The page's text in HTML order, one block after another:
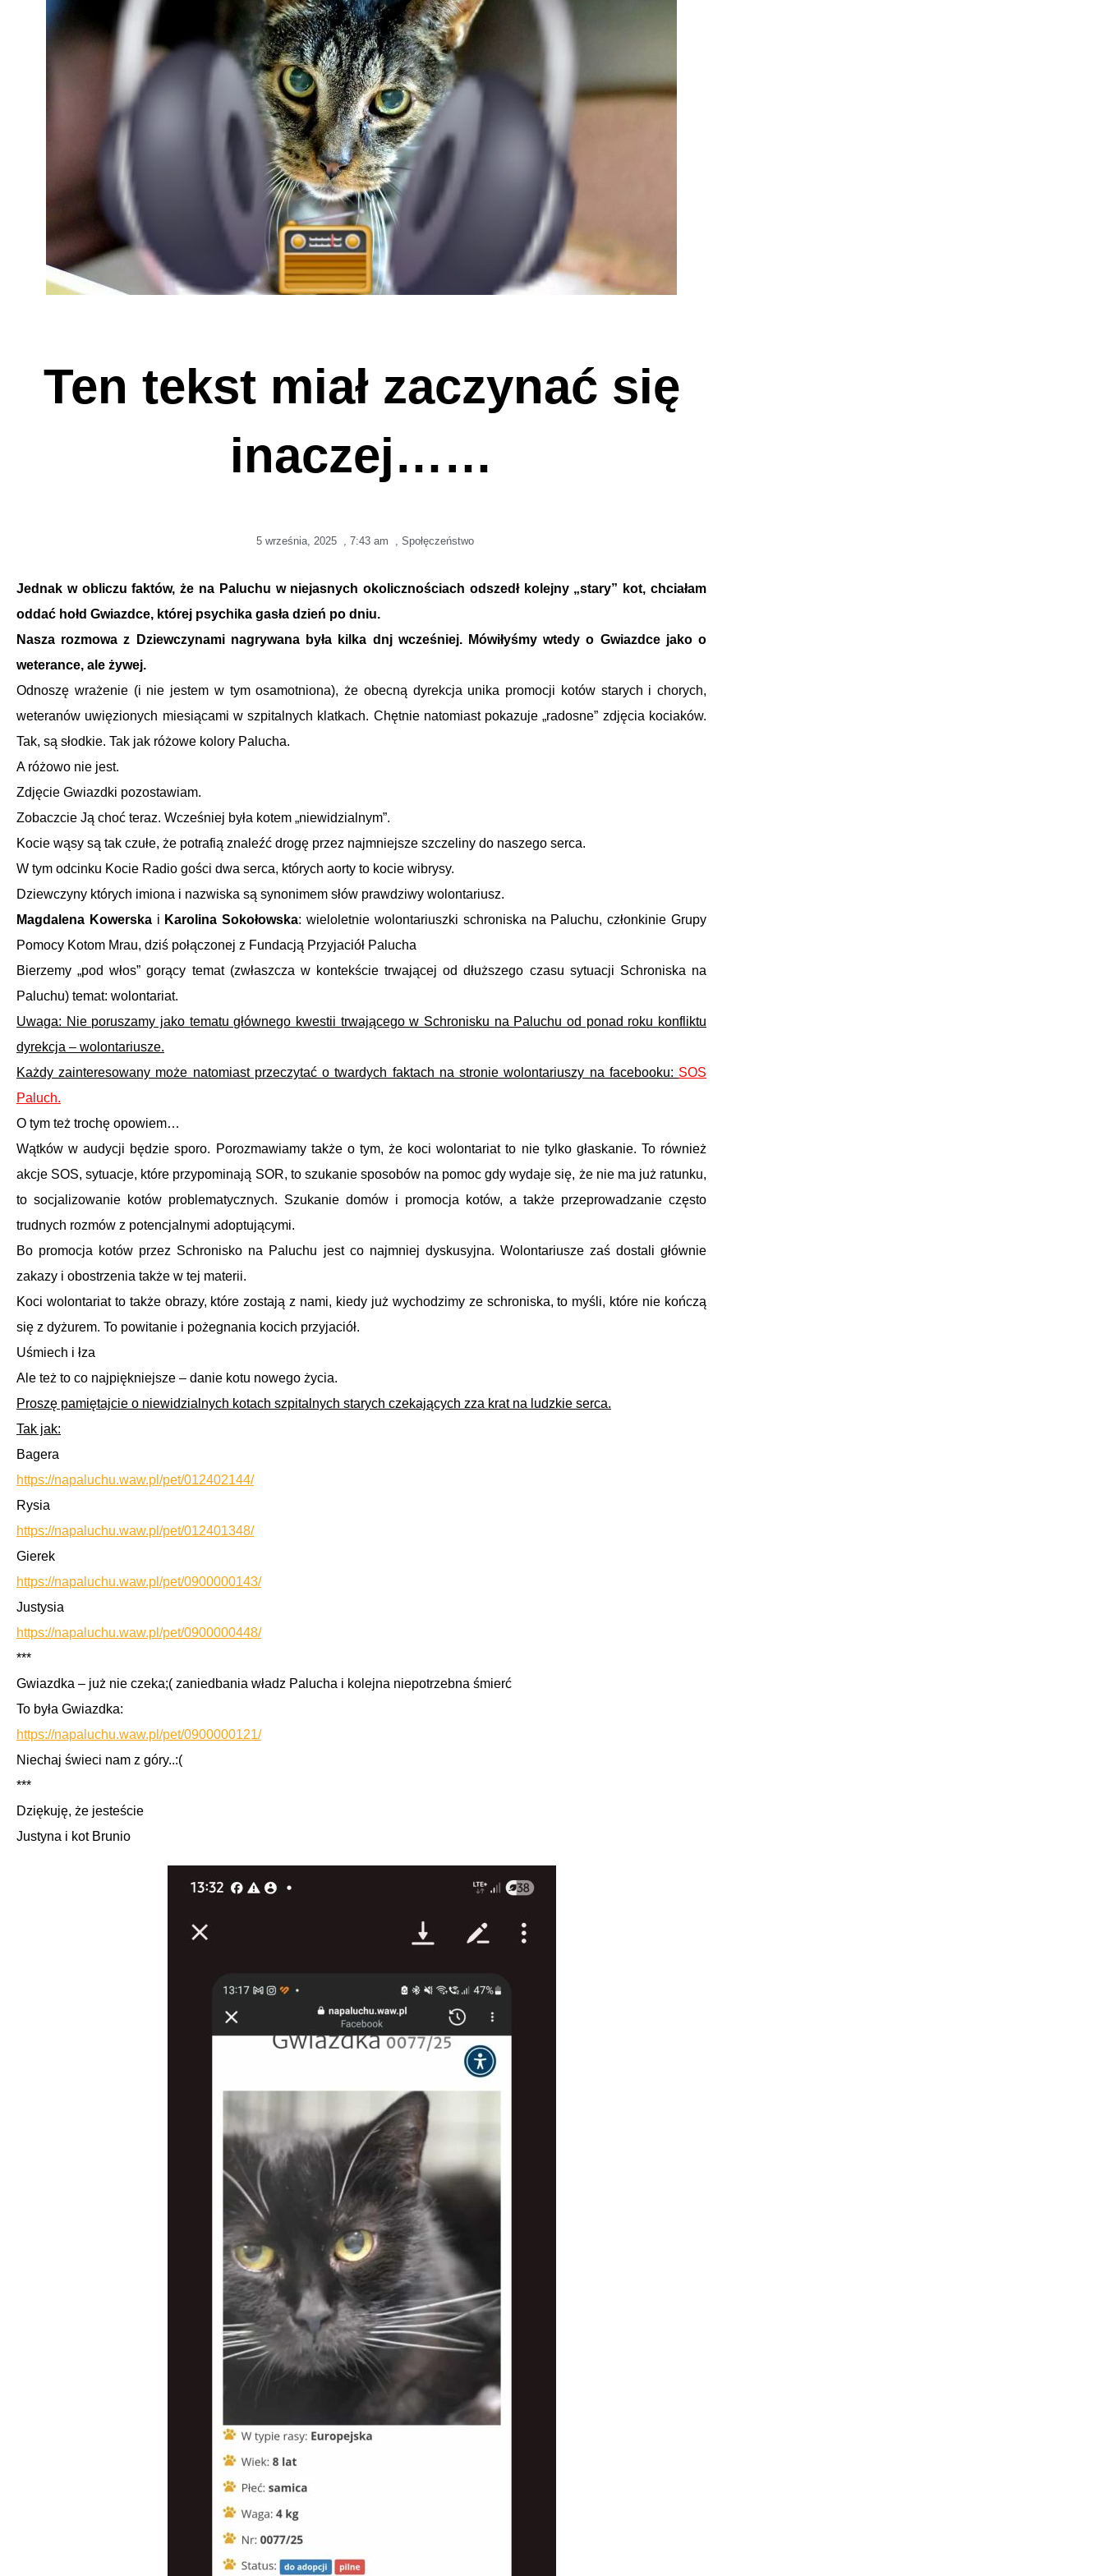
Ten tekst miał zaczynać się
inaczej……
5 września, 2025 , 7:43 am , Społęczeństwo
Jednak w obliczu faktów, że na Paluchu w niejasnych okolicznościach odszedł kolejny „stary” kot, chciałam
oddać hołd Gwiazdce, której psychika gasła dzień po dniu.
Nasza rozmowa z Dziewczynami nagrywana była kilka dnj wcześniej. Mówiłyśmy wtedy o Gwiazdce jako o
weterance, ale żywej.
Odnoszę wrażenie (i nie jestem w tym osamotniona), że obecną dyrekcja unika promocji kotów starych i chorych,
weteranów uwięzionych miesiącami w szpitalnych klatkach. Chętnie natomiast pokazuje „radosne” zdjęcia kociaków.
Tak, są słodkie. Tak jak różowe kolory Palucha.
A różowo nie jest.
Zdjęcie Gwiazdki pozostawiam.
Zobaczcie Ją choć teraz. Wcześniej była kotem „niewidzialnym”.
Kocie wąsy są tak czułe, że potrafią znaleźć drogę przez najmniejsze szczeliny do naszego serca.
W tym odcinku Kocie Radio gości dwa serca, których aorty to kocie wibrysy.
Dziewczyny których imiona i nazwiska są synonimem słów prawdziwy wolontariusz.
Magdalena Kowerskai Karolina Sokołowska: wieloletnie wolontariuszki schroniska na Paluchu, członkinie Grupy
Pomocy Kotom Mrau, dziś połączonej z Fundacją Przyjaciół Palucha
Bierzemy „pod włos” gorący temat (zwłaszcza w kontekście trwającej od dłuższego czasu sytuacji Schroniska na
Paluchu) temat: wolontariat.
Uwaga: Nie poruszamy jako tematu głównego kwestii trwającego w Schronisku na Paluchu od ponad roku konfliktu
dyrekcja – wolontariusze.
Każdy zainteresowany może natomiast przeczytać o twardych faktach na stronie wolontariuszy na facebooku: SOS
Paluch.
O tym też trochę opowiem…
Wątków w audycji będzie sporo. Porozmawiamy także o tym, że koci wolontariat to nie tylko głaskanie. To również
akcje SOS, sytuacje, które przypominają SOR, to szukanie sposobów na pomoc gdy wydaje się, że nie ma już ratunku,
to socjalizowanie kotów problematycznych. Szukanie domów i promocja kotów, a także przeprowadzanie często
trudnych rozmów z potencjalnymi adoptującymi.
Bo promocja kotów przez Schronisko na Paluchu jest co najmniej dyskusyjna. Wolontariusze zaś dostali głównie
zakazy i obostrzenia także w tej materii.
Koci wolontariat to także obrazy, które zostają z nami, kiedy już wychodzimy ze schroniska, to myśli, które nie kończą
się z dyżurem. To powitanie i pożegnania kocich przyjaciół.
Uśmiech i łza
Ale też to co najpiękniejsze – danie kotu nowego życia.
Proszę pamiętajcie o niewidzialnych kotach szpitalnych starych czekających zza krat na ludzkie serca.
Tak jak:
Bagera
https://napaluchu.waw.pl/pet/012402144/
Rysia
https://napaluchu.waw.pl/pet/012401348/
Gierek
https://napaluchu.waw.pl/pet/0900000143/
Justysia
https://napaluchu.waw.pl/pet/0900000448/
***
Gwiazdka – już nie czeka;( zaniedbania władz Palucha i kolejna niepotrzebna śmierć
To była Gwiazdka:
https://napaluchu.waw.pl/pet/0900000121/
Niechaj świeci nam z góry..:(
***
Dziękuję, że jesteście
Justyna i kot Brunio